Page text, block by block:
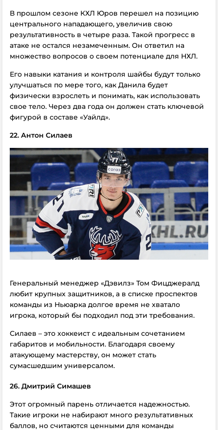
В прошлом сезоне КХЛ Юров перешел на позицию
центрального нападающего, увеличив свою
результативность в четыре раза. Такой прогресс в
атаке не остался незамеченным. Он ответил на
множество вопросов о своем потенциале для НХЛ.
Его навыки катания и контроля шайбы будут только
улучшаться по мере того, как Данила будет
физически взрослеть и понимать, как использовать
свое тело. Через два года он должен стать ключевой
фигурой в составе «Уайлд».
22. Антон Силаев
Генеральный менеджер «Дэвилз» Том Фицджералд
любит крупных защитников, а в списке проспектов
команды из Ньюарка долгое время не хватало
игрока, который бы подходил под эти требования.
Силаев – это хоккеист с идеальным сочетанием
габаритов и мобильности. Благодаря своему
атакующему мастерству, он может стать
сумасшедшим универсалом.
26. Дмитрий Симашев
Этот огромный парень отличается надежностью.
Такие игроки не набирают много результативных
баллов, но считаются ценными для команды